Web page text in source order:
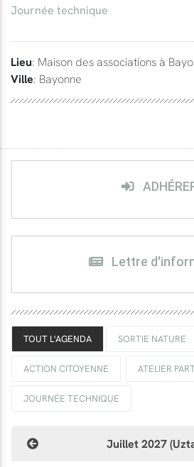
Journée technique
Lieu: Maison des associations à
Ville: Bayonne
Lettre
TOUT L'AGENDA SORTIE NATURE
ACTION CITOYENNE ATELIER
JOURNÉE TECHNIQUE
Juillet 2027